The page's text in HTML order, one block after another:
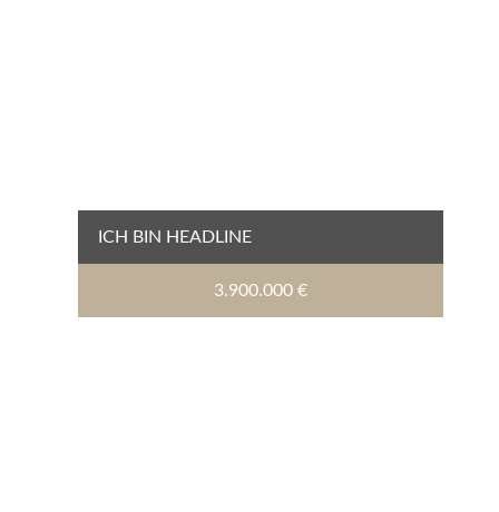
ICH BIN HEADLINE
3.900.000 €